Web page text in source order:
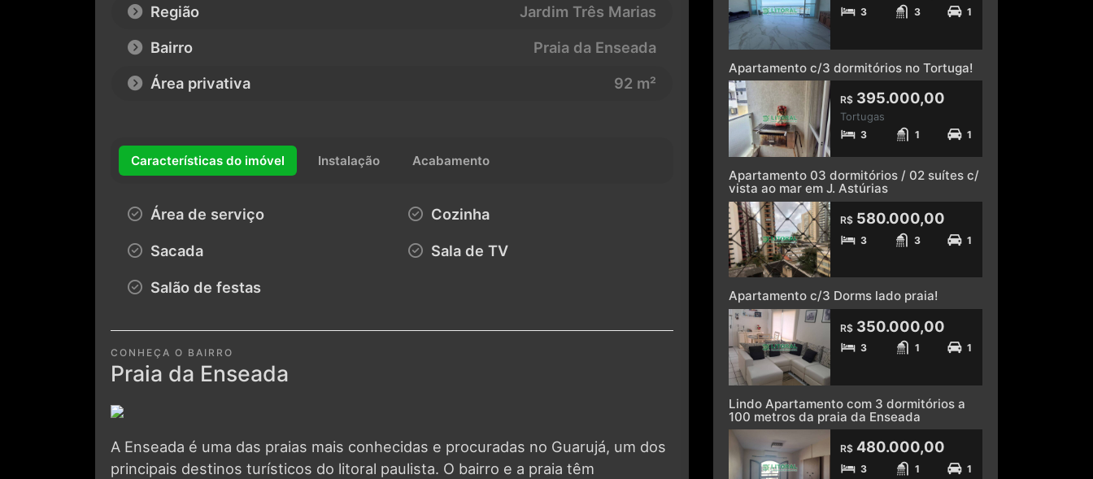
Região
Jardim Três Marias
Bairro
Praia da Enseada
Área privativa
92 m²
Características do imóvel Instalação Acabamento
Área de serviço Cozinha
Sacada Sala de TV
Salão de festas
CONHEÇA O BAIRRO
Praia da Enseada
A Enseada é uma das praias mais conhecidas e procuradas no Guarujá, um dos
principais destinos turísticos do litoral paulista. O bairro e a praia têm
3 3 1
Apartamento c/3 dormitórios no Tortuga!
R$395.000,00
Tortugas
3 1 1
Apartamento 03 dormitórios / 02 suítes c/
vista ao mar em J. Astúrias
R$580.000,00
3 3 1
Apartamento c/3 Dorms lado praia!
R$350.000,00
3 1 1
Lindo Apartamento com 3 dormitórios a
100 metros da praia da Enseada
R$480.000,00
3 1 1